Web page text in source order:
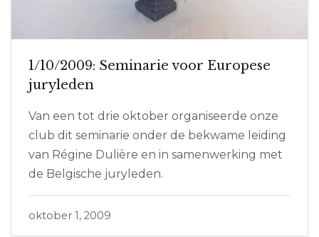
1/10/2009: Seminarie voor Europese
juryleden
Van een tot drie oktober organiseerde onze
club dit seminarie onder de bekwame leiding
van Régine Dulière en in samenwerking met
de Belgische juryleden.
oktober 1, 2009